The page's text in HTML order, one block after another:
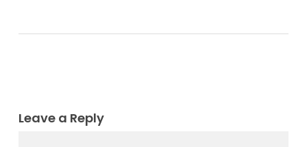
Leave a Reply